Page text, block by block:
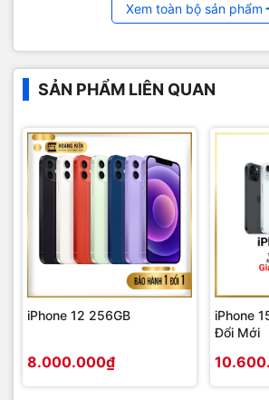
Xem toàn bộ sản phẩm
SẢN PHẨM LIÊN QUAN
iPhone 12 256GB
8.000.000₫
iPhone
Đổi Mới